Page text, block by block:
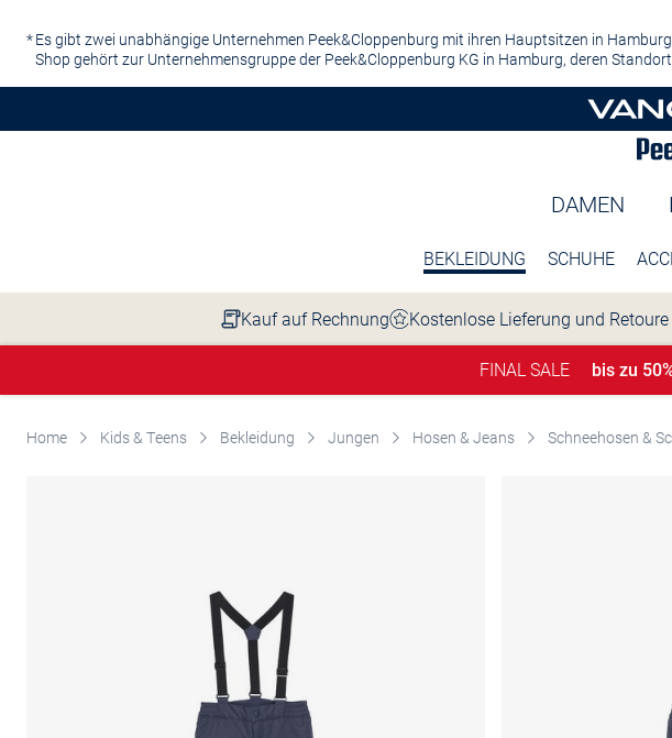
Es gibt zwei unabhängige Unternehmen Peek&Cloppenburg mit ihren Hauptsitzen in
Shop gehört zur Unternehmensgruppe der Peek&Cloppenburg KG in Hamburg, deren
DAMEN
BEKLEIDUNG SCHUHE
Kauf auf Rechnung Kostenlose Lieferung und
FINAL SALE bis zu
Home Kids & Teens Bekleidung Jungen Hosen & Jeans Schneehosen &